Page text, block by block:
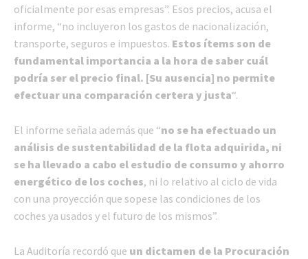
oficialmente por esas empresas”. Esos precios, acusa el
informe, “no incluyeron los gastos de nacionalización,
transporte, seguros e impuestos. Estos ítems son de
fundamental importancia a la hora de saber cuál
podría ser el precio final. [Su ausencia] no permite
efectuar una comparación certera y justa“.
El informe señala además que “no se ha efectuado un
análisis de sustentabilidad de la flota adquirida, ni
se ha llevado a cabo el estudio de consumo y ahorro
energético de los coches, ni lo relativo al ciclo de vida
con una proyección que sopese las condiciones de los
coches ya usados y el futuro de los mismos”.
La Auditoría recordó que un dictamen de la Procuración